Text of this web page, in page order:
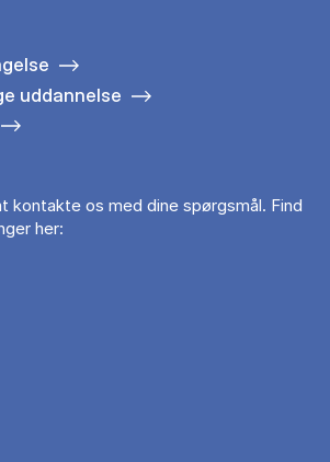
uddannelse
kontakte os med dine spørgsmål. Find
her:
tab